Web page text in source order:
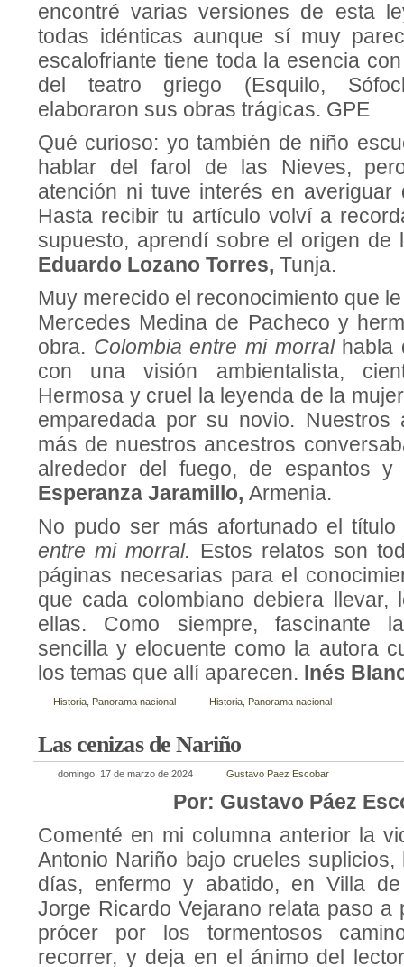
encontré varias versiones de esta
todas idénticas aunque sí muy
escalofriante tiene toda la esencia
del teatro griego (Esquilo,
elaboraron sus obras trágicas. GPE
Qué curioso: yo también de niño
hablar del farol de las Nieves,
atención ni tuve interés en averiguar
Hasta recibir tu artículo volví a
supuesto, aprendí sobre el origen de
Eduardo Lozano Torres, Tunja.
Muy merecido el reconocimiento que
Mercedes Medina de Pacheco y
obra. Colombia entre mi morralhabla
con una visión ambientalista,
Hermosa y cruel la leyenda de la
emparedada por su novio. Nuestros
más de nuestros ancestros
alrededor del fuego, de espantos y
Esperanza Jaramillo, Armenia.
No pudo ser más afortunado el
entre mi morral. Estos relatos son
páginas necesarias para el
que cada colombiano debiera llevar,
ellas. Como siempre, fascinante
sencilla y elocuente como la autora
los temas que allí aparecen. Inés
Historia Panorama nacional Historia Panorama nacional
Las cenizas de Nariño
domingo, 17 de marzo de 2024 Gustavo Paez Escobar
Por: Gustavo Páez
Comenté en mi columna anterior la
Antonio Nariño bajo crueles
días, enfermo y abatido, en Villa
Jorge Ricardo Vejarano relata paso a
prócer por los tormentosos
recorrer, y deja en el ánimo del